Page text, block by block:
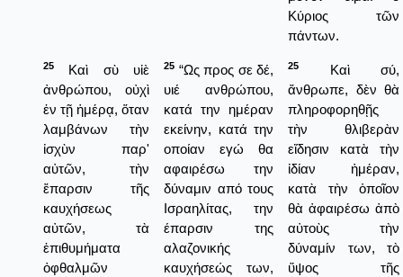
Κύριος τῶν
πάντων.
25
Καὶ σὺ υἱὲ
ἀνθρώπου, οὐχὶ
ἐν τῇ ἡμέρᾳ, ὅταν
λαμβάνων τὴν
ἰσχὺν παρ'
αὐτῶν, τὴν
ἔπαρσιν τῆς
καυχήσεως
αὐτῶν, τὰ
ἐπιθυμήματα
ὀφθαλμῶν
25 “Ως προς σε δέ,
υιέ ανθρώπου,
κατά την ημέραν
εκείνην, κατά την
οποίαν εγώ θα
αφαιρέσω την
δύναμιν από τους
Ισραηλίτας, την
έπαρσιν της
αλαζονικής
καυχήσεώς των,
25
Καὶ σύ,
ἄνθρωπε, δὲν θὰ
πληροφορηθῇς
τὴν θλιβερὰν
εἴδησιν κατὰ τὴν
ἰδίαν ἡμέραν,
κατὰ τὴν ὁποῖον
θὰ ἀφαιρέσω ἀπὸ
αὐτοὺς τὴν
δύναμίν των, τὸ
ὕψος τῆς